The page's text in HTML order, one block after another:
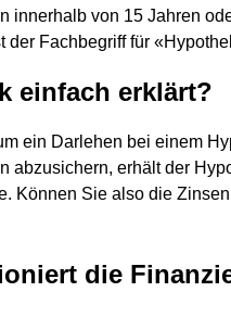
innerhalb von 15 Jahren
der Fachbegriff für
einfach erklärt?
ein Darlehen bei einem
abzusichern, erhält der
Können Sie also die
die